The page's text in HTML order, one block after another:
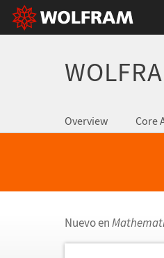
Overview Core
Nuevo en